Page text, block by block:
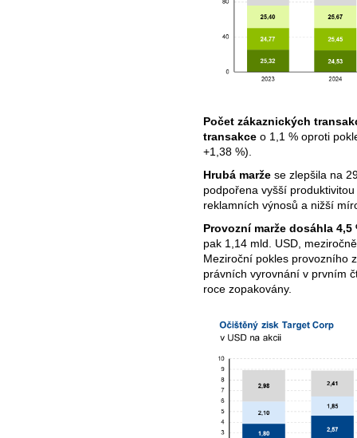
Počet zákaznických
transakce o 1,1 % oproti
+1,38 %).
Hrubá marže se zlepšila na
podpořena vyšší
reklamních výnosů a nižší
Provozní marže dosáhla 4,5
pak 1,14 mld. USD,
Meziroční pokles provozního
právních vyrovnání v prvním
roce zopakovány.